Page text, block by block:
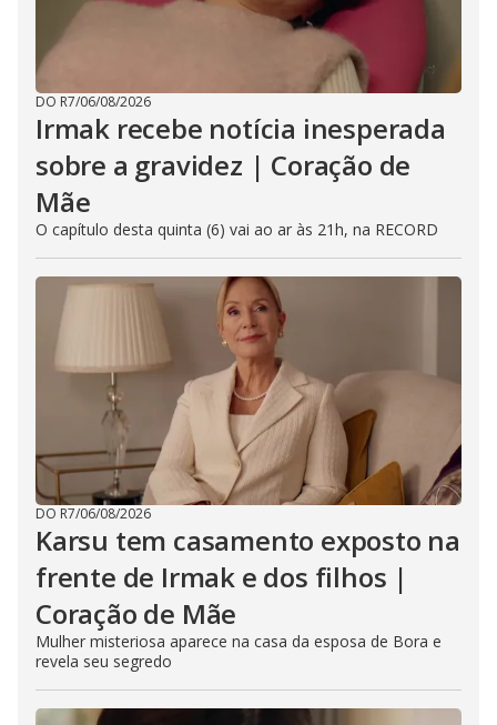
DO R7/06/08/2026
Irmak recebe notícia inesperada
sobre a gravidez | Coração de
Mãe
O capítulo desta quinta (6) vai ao ar às 21h, na RECORD
DO R7/06/08/2026
Karsu tem casamento exposto na
frente de Irmak e dos filhos |
Coração de Mãe
Mulher misteriosa aparece na casa da esposa de Bora e
revela seu segredo